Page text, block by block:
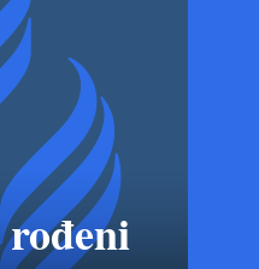
rođeni